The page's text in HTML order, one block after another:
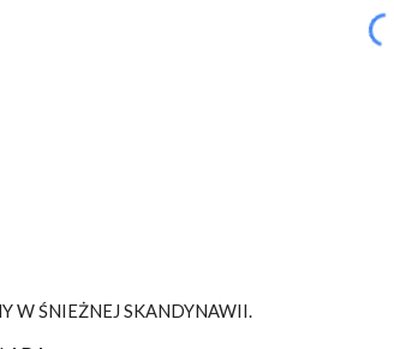
W ŚNIEŻNEJ SKANDYNAWII.